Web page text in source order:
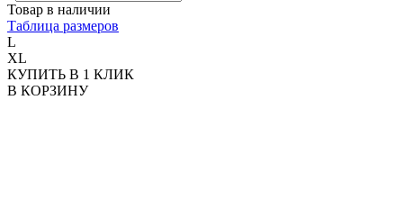
Товар в наличии
Таблица размеров
L
XL
КУПИТЬ В 1 КЛИК
В КОРЗИНУ